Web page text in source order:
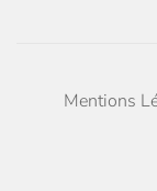
Mentions